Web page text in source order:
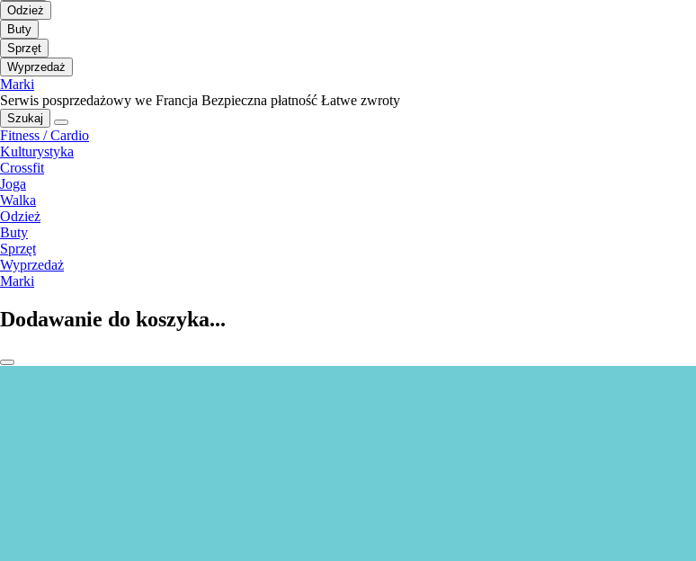
Odzież
Buty
Sprzęt
Wyprzedaż
Marki
Serwis posprzedażowy we Francja Bezpieczna płatność Łatwe zwroty
Szukaj
Fitness / Cardio
Kulturystyka
Crossfit
Joga
Walka
Odzież
Buty
Sprzęt
Wyprzedaż
Marki
Dodawanie do koszyka...